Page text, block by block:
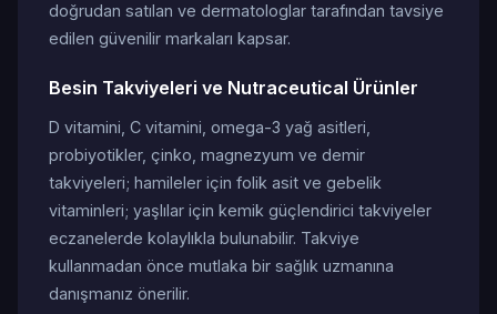
doğrudan satılan ve dermatologlar tarafından tavsiye
edilen güvenilir markaları kapsar.
Besin Takviyeleri ve Nutraceutical Ürünler
D vitamini, C vitamini, omega-3 yağ asitleri,
probiyotikler, çinko, magnezyum ve demir
takviyeleri; hamileler için folik asit ve gebelik
vitaminleri; yaşlılar için kemik güçlendirici takviyeler
eczanelerde kolaylıkla bulunabilir. Takviye
kullanmadan önce mutlaka bir sağlık uzmanına
danışmanız önerilir.